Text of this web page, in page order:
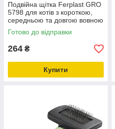
Подвійна щітка Ferplast GRO
5798 для котів з короткою,
середньою та довгою вовною
Готово до відправки
264 ₴
Купити